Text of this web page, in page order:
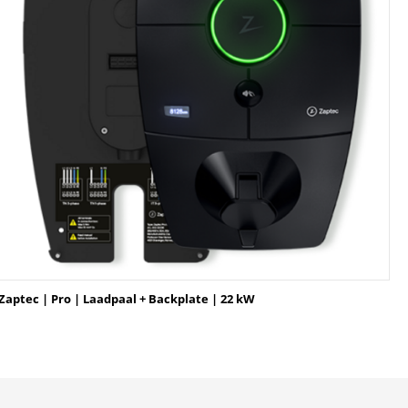
| Pro | Laadpaal + Backplate | 22 kW